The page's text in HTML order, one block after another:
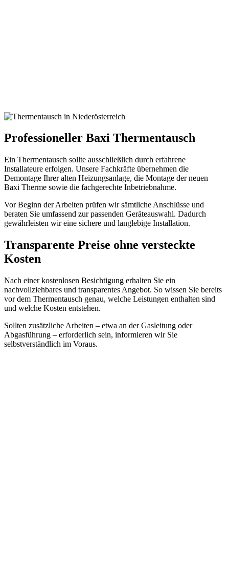
Professioneller Baxi Thermentausch
Ein Thermentausch sollte ausschließlich durch erfahrene
Installateure erfolgen. Unsere Fachkräfte übernehmen die
Demontage Ihrer alten Heizungsanlage, die Montage der neuen
Baxi Therme sowie die fachgerechte Inbetriebnahme.
Vor Beginn der Arbeiten prüfen wir sämtliche Anschlüsse und
beraten Sie umfassend zur passenden Geräteauswahl. Dadurch
gewährleisten wir eine sichere und langlebige Installation.
Transparente Preise ohne versteckte
Kosten
Nach einer kostenlosen Besichtigung erhalten Sie ein
nachvollziehbares und transparentes Angebot. So wissen Sie bereits
vor dem Thermentausch genau, welche Leistungen enthalten sind
und welche Kosten entstehen.
Sollten zusätzliche Arbeiten – etwa an der Gasleitung oder
Abgasführung – erforderlich sein, informieren wir Sie
selbstverständlich im Voraus.